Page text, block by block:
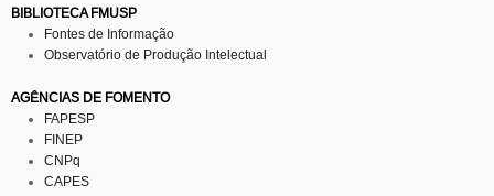
BIBLIOTECA FMUSP
Fontes de Informação
Observatório de Produção Intelectual
AGÊNCIAS DE FOMENTO
FAPESP
FINEP
CNPq
CAPES